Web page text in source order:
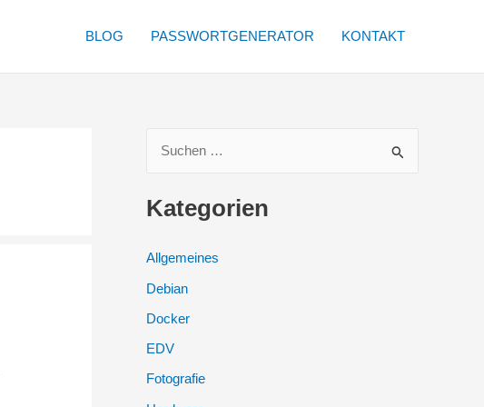
BLOG PASSWORTGENERATOR KONTAKT
e
c
h
Kategorien
Allgemeines
Debian
Docker
EDV
Fotografie